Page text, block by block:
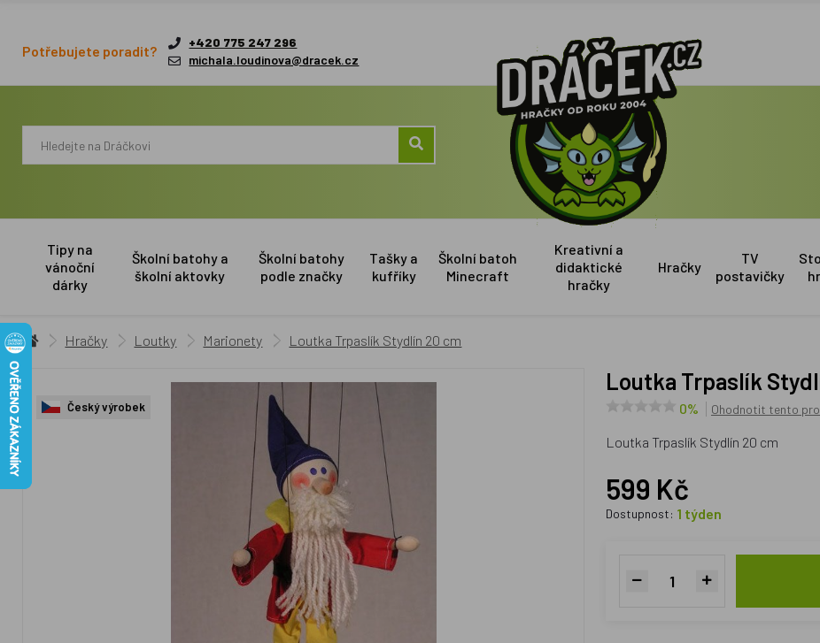
Potřebujete poradit?
+420 775 247 296
michala.loudinova@dracek.cz
Tipy na
vánoční
dárky
Školní batohy a
školní aktovky
Školní batohy
podle značky
Tašky a
kufříky
Školní batoh
Minecraft
Kreativní a
didaktické
hračky
Hračky
TV
postavičky
Hračky Loutky Marionety Loutka Trpaslík Stydlín 20 cm
Český výrobek
Loutka Trpaslík
0% Ohodnotit tento
Loutka Trpaslík Stydlín 20 cm
599 Kč
Dostupnost: 1 týden